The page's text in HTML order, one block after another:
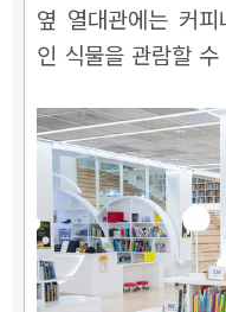
옆 열대관에는 커
인 식물을 관람할 수